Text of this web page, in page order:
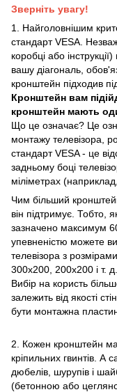
Зверніть увагу!
1. Найголовнішим
стандарт VESA.
коробці або
вашу діагональ,
кронштейн підходив
Кронштейн вам
кронштейн мають
Що це означає? Це
монтажу телевізора,
стандарт VESA - це
задньому боці
міліметрах
Чим більший
він підтримує. Тобто,
зазначено максимум
упевненістю можете
телевізора з
300х200, 200х200 і т.
Вибір на користь
залежить від якості
бути монтажна
2. Кожен кронштейн
кріпильних гвинтів. А
дюбелів, шурупів і
(бетонною або